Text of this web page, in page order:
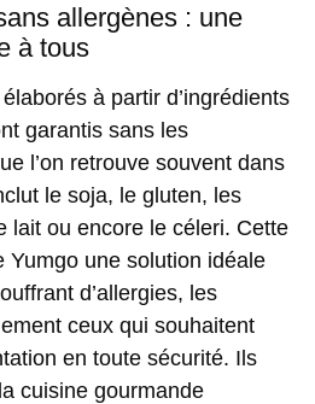
allergènes : une
à tous
à partir d’ingrédients
garantis sans les
l’on retrouve souvent dans
le soja, le gluten, les
lait ou encore le céleri. Cette
Yumgo une solution idéale
d’allergies, les
ceux qui souhaitent
en toute sécurité. Ils
cuisine gourmande